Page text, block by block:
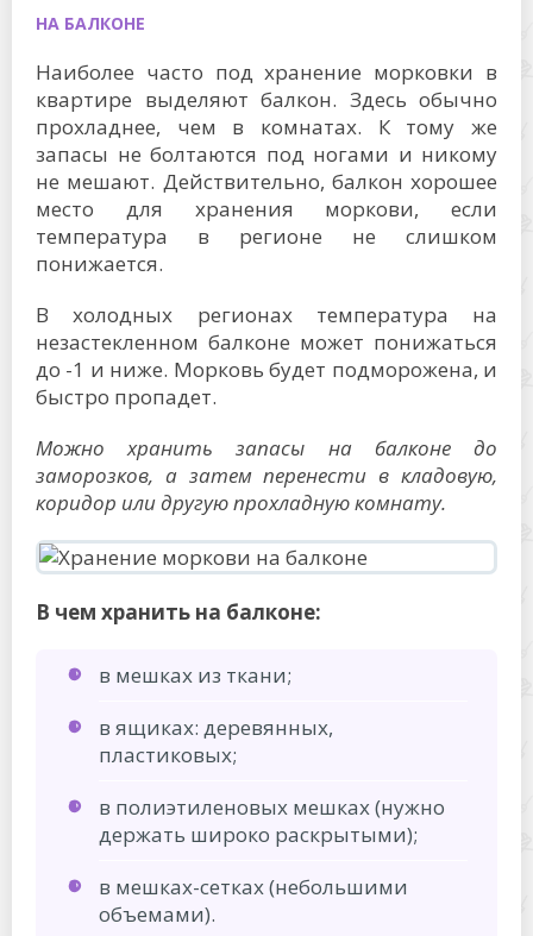
НА БАЛКОНЕ
Наиболее часто под хранение морковки в
квартире выделяют балкон. Здесь обычно
прохладнее, чем в комнатах. К тому же
запасы не болтаются под ногами и никому
не мешают. Действительно, балкон хорошее
место для хранения моркови, если
температура в регионе не слишком
понижается.
В холодных регионах температура на
незастекленном балконе может понижаться
до -1 и ниже. Морковь будет подморожена, и
быстро пропадет.
Можно хранить запасы на балконе до
заморозков, а затем перенести в кладовую,
коридор или другую прохладную комнату.
В чем хранить на балконе:
в мешках из ткани;
в ящиках: деревянных,
пластиковых;
в полиэтиленовых мешках (нужно
держать широко раскрытыми);
в мешках-сетках (небольшими
объемами).